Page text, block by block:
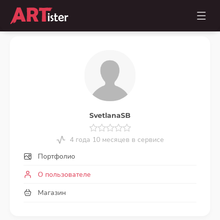
SvetlanaSB
4 года 10 месяцев в сервисе
Портфолио
О пользователе
Магазин